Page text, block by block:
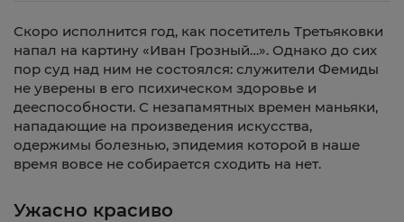
Скоро исполнится год, как посетитель Третьяковки
напал на картину «Иван Грозный…». Однако до сих
пор суд над ним не состоялся: служители Фемиды
не уверены в его психическом здоровье и
дееспособности. С незапамятных времен маньяки,
нападающие на произведения искусства,
одержимы болезнью, эпидемия которой в наше
время вовсе не собирается сходить на нет.
Ужасно красиво